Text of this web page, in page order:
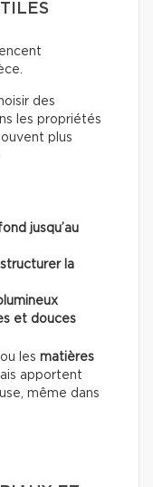
des
les propriétés
plus
jusqu’au
la
et douces
ou les matières
apportent
même dans